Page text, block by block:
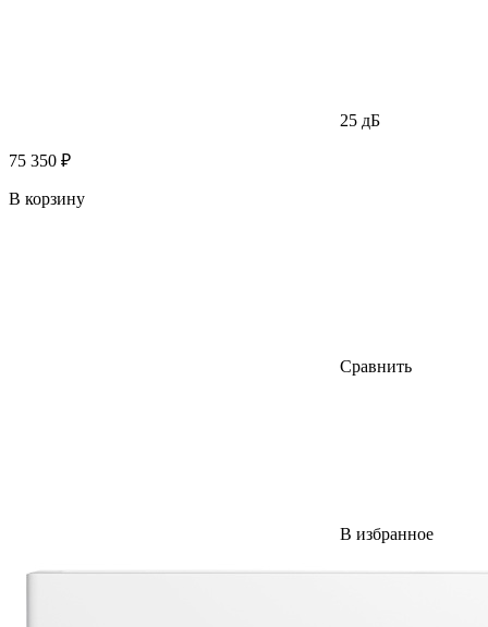
25 дБ
75 350 ₽
В корзину
Сравнить
В избранное